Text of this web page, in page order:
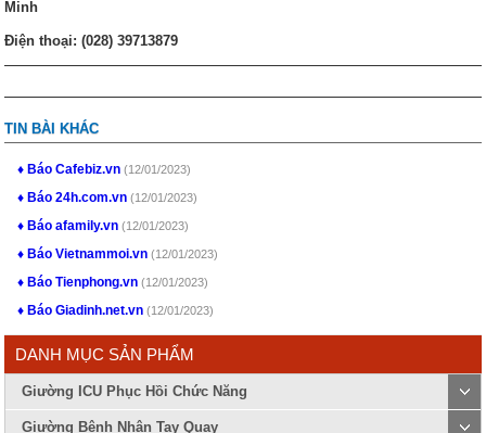
Minh
Điện thoại: (028) 39713879
TIN BÀI KHÁC
Báo Cafebiz.vn(12/01/2023)
Báo 24h.com.vn(12/01/2023)
Báo afamily.vn(12/01/2023)
Báo Vietnammoi.vn(12/01/2023)
Báo Tienphong.vn(12/01/2023)
Báo Giadinh.net.vn(12/01/2023)
DANH MỤC SẢN PHẨM
Giường ICU Phục Hồi Chức Năng
Giường Bệnh Nhân Tay Quay